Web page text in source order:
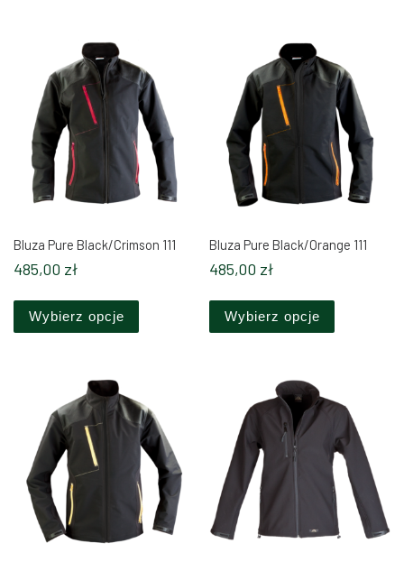
Bluza Pure Black/Crimson 111
485,00 zł
Wybierz opcje
Bluza Pure Black/Orange 111
485,00 zł
Wybierz opcje